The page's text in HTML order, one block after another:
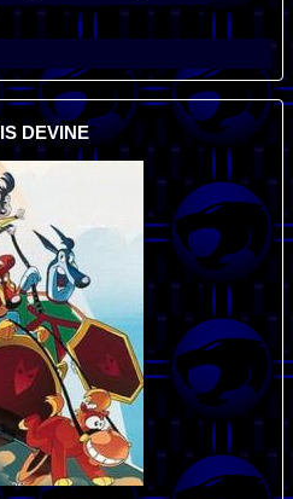
DEVINE